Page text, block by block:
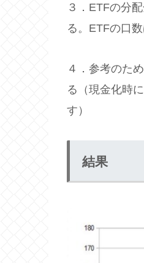
３．ETFの分
る。ETFの口
４．参考のた
る（現金化時
す）
結果